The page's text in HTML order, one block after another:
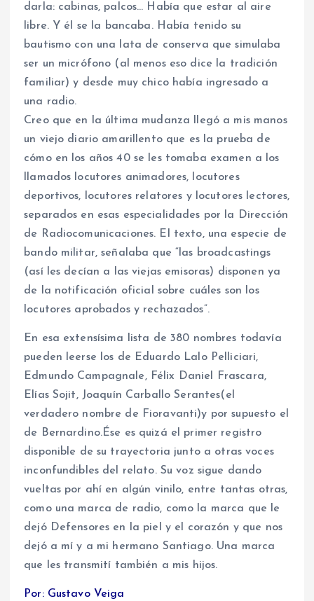
darla: cabinas, palcos… Había que estar al aire
libre. Y él se la bancaba. Había tenido su
bautismo con una lata de conserva que simulaba
ser un micrófono (al menos eso dice la tradición
familiar) y desde muy chico había ingresado a
una radio.
Creo que en la última mudanza llegó a mis manos
un viejo diario amarillento que es la prueba de
cómo en los años 40 se les tomaba examen a los
llamados locutores animadores, locutores
deportivos, locutores relatores y locutores lectores,
separados en esas especialidades por la Dirección
de Radiocomunicaciones. El texto, una especie de
bando militar, señalaba que “las broadcastings
(así les decían a las viejas emisoras) disponen ya
de la notificación oficial sobre cuáles son los
locutores aprobados y rechazados”.
En esa extensísima lista de 380 nombres todavía
pueden leerse los de Eduardo Lalo Pelliciari,
Edmundo Campagnale, Félix Daniel Frascara,
Elías Sojit, Joaquín Carballo Serantes(el
verdadero nombre de Fioravanti)y por supuesto el
de Bernardino.Ése es quizá el primer registro
disponible de su trayectoria junto a otras voces
inconfundibles del relato. Su voz sigue dando
vueltas por ahí en algún vinilo, entre tantas otras,
como una marca de radio, como la marca que le
dejó Defensores en la piel y el corazón y que nos
dejó a mí y a mi hermano Santiago. Una marca
que les transmití también a mis hijos.
Por: Gustavo Veiga